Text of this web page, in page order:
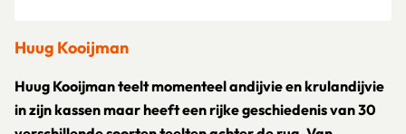
Huug Kooijman
Huug Kooijman teelt momenteel andijvie en krulandijvie
in zijn kassen maar heeft een rijke geschiedenis van 30